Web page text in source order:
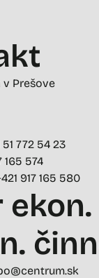
v Prešove
51 772 54 23
165 574
917 165 580